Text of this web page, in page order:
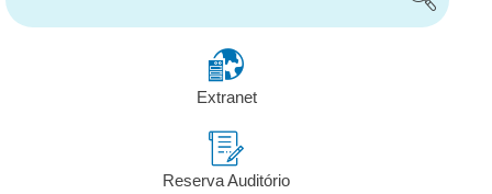
Extranet
Reserva Auditório